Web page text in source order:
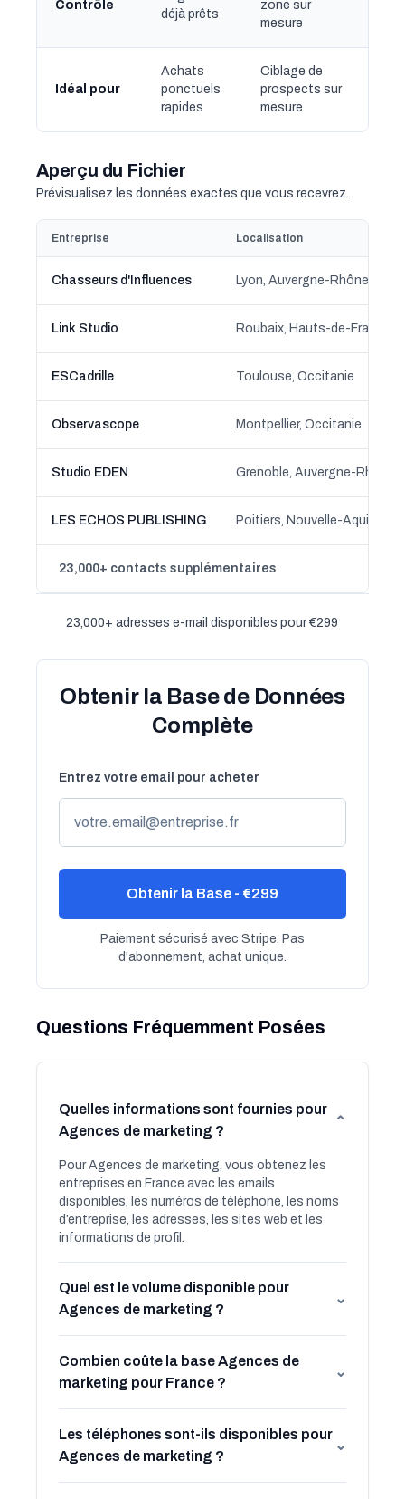
Contrôle
déjà prêts
zone sur
mesure
Idéal pour
Achats
ponctuels
rapides
Ciblage de
prospects sur
mesure
Aperçu du Fichier
Prévisualisez les données exactes que vous recevrez.
Entreprise Localisation
Chasseurs d'Influences Lyon, Auvergne-Rhône-
Link Studio Roubaix, Hauts-de-France
ESCadrille Toulouse, Occitanie
Observascope Montpellier, Occitanie
Studio EDEN Grenoble, Auvergne-Rhône-
LES ECHOS PUBLISHING Poitiers, Nouvelle-Aquitaine
23,000+ contacts supplémentaires
23,000+ adresses e-mail disponibles pour €299
Obtenir la Base de Données
Complète
Entrez votre email pour acheter
Obtenir la Base - €299
Paiement sécurisé avec Stripe. Pas
d'abonnement, achat unique.
Questions Fréquemment Posées
Quelles informations sont fournies pour
Agences de marketing ?
⌄
Pour Agences de marketing, vous obtenez les
entreprises en France avec les emails
disponibles, les numéros de téléphone, les noms
d’entreprise, les adresses, les sites web et les
informations de profil.
Quel est le volume disponible pour
Agences de marketing ?
⌄
Combien coûte la base Agences de
marketing pour France ?
⌄
Les téléphones sont-ils disponibles pour
Agences de marketing ?
⌄